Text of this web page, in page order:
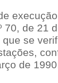
70, de 21
se
de